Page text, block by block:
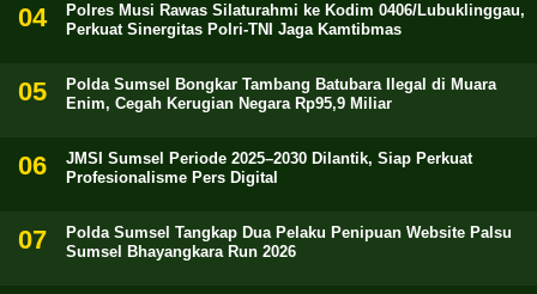
Polres Musi Rawas Silaturahmi ke Kodim 0406/Lubuklinggau,
Perkuat Sinergitas Polri-TNI Jaga Kamtibmas
Polda Sumsel Bongkar Tambang Batubara Ilegal di Muara
Enim, Cegah Kerugian Negara Rp95,9 Miliar
JMSI Sumsel Periode 2025–2030 Dilantik, Siap Perkuat
Profesionalisme Pers Digital
Polda Sumsel Tangkap Dua Pelaku Penipuan Website Palsu
Sumsel Bhayangkara Run 2026